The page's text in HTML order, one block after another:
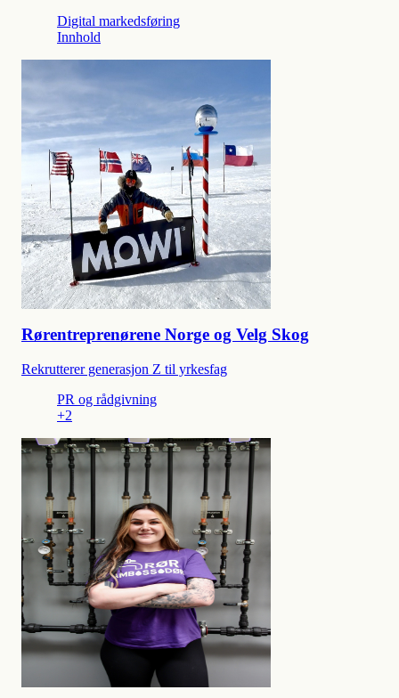
Digital markedsføring
Innhold
Rørentreprenørene Norge og Velg Skog
Rekrutterer generasjon Z til yrkesfag
PR og rådgivning
+2